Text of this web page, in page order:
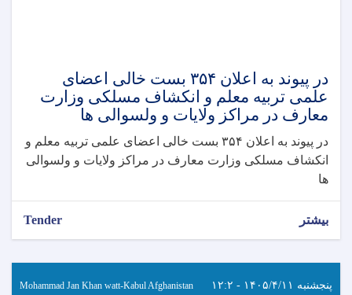
در پیوند به اعلان ۳۵۴ بست خالی اعضای
علمی تربیه معلم و انکشاف مسلکی وزارت
معارف در مراکز ولایات و ولسوالی ها
در پیوند به اعلان ۳۵۴ بست خالی اعضای علمی تربیه معلم و
انکشاف مسلکی وزارت معارف در مراکز ولایات و ولسوالی
ها
بیشتر Tender
پنجشنبه ۱۴۰۵/۴/۱۱ - ۱۲:۲ Mohammad Jan Khan watt-Kabul Afghanistan